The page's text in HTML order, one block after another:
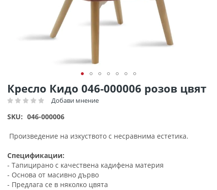
Кресло Кидо 046-000006 розов цвят
Рейтинг: Добави мнение
SKU 046-000006
Произведение на изкуството с несравнима естетика.
Спецификации:
- Тапицирано с качествена кадифена материя
- Основа от масивно дърво
- Предлага се в няколко цвята
Преминете
към
началото
на
със
снимки